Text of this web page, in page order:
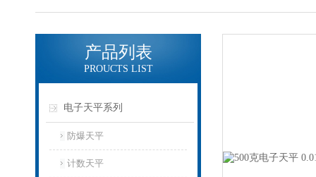
产品列表
PROUCTS LIST
电子天平系列
防爆天平
计数天平